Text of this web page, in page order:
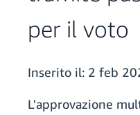
per il voto
Inserito il: 2 feb
L'approvazione